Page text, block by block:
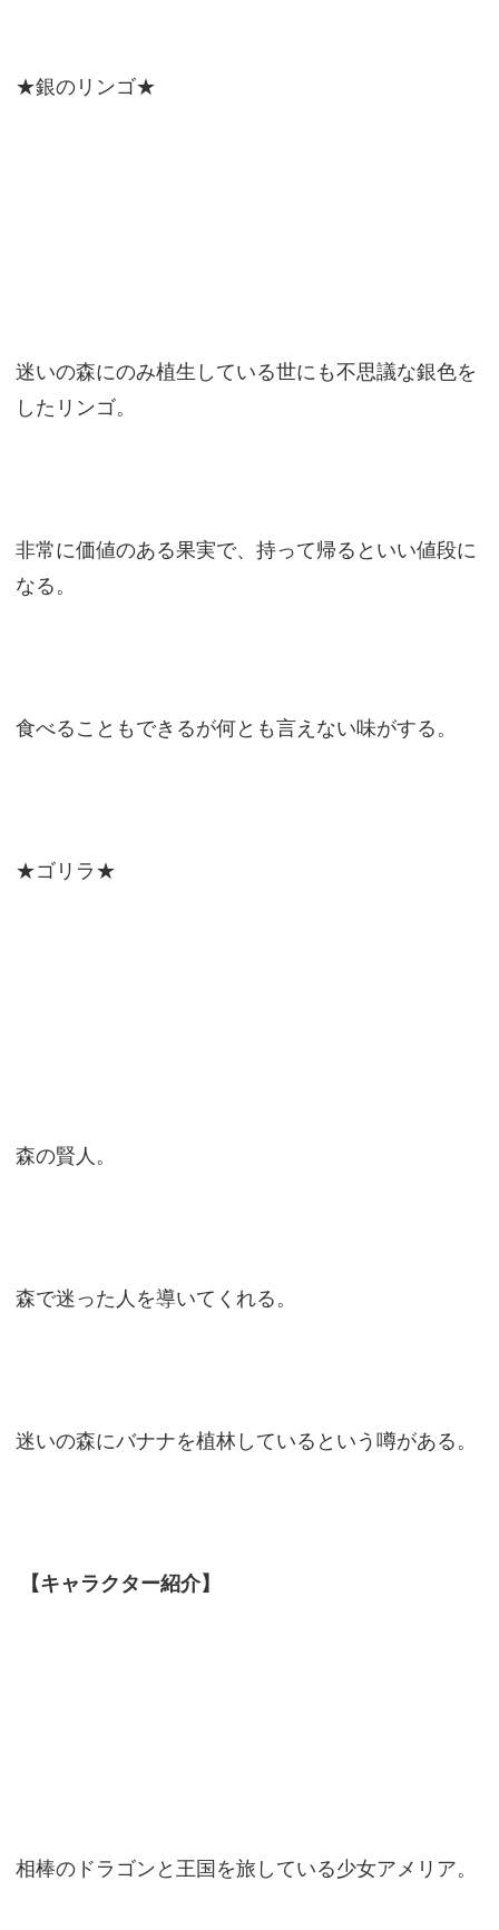
★銀のリンゴ★
迷いの森にのみ植生している世にも不思議な銀色を
したリンゴ。
非常に価値のある果実で、持って帰るといい値段に
なる。
食べることもできるが何とも言えない味がする。
★ゴリラ★
森の賢人。
森で迷った人を導いてくれる。
迷いの森にバナナを植林しているという噂がある。
【キャラクター紹介】
相棒のドラゴンと王国を旅している少女アメリア。